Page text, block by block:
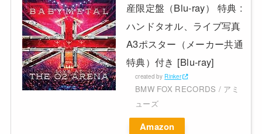
産限定盤（Blu-ray） 特典 :
ハンドタオル、ライブ写真
A3ポスター（メーカー共通
特典）付き [Blu-ray]
created by Rinker
BMW FOX RECORDS / アミ
ューズ
Amazon